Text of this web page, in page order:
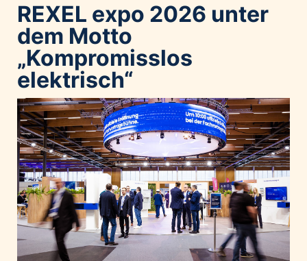
REXEL expo 2026 unter
dem Motto
„Kompromisslos
elektrisch“